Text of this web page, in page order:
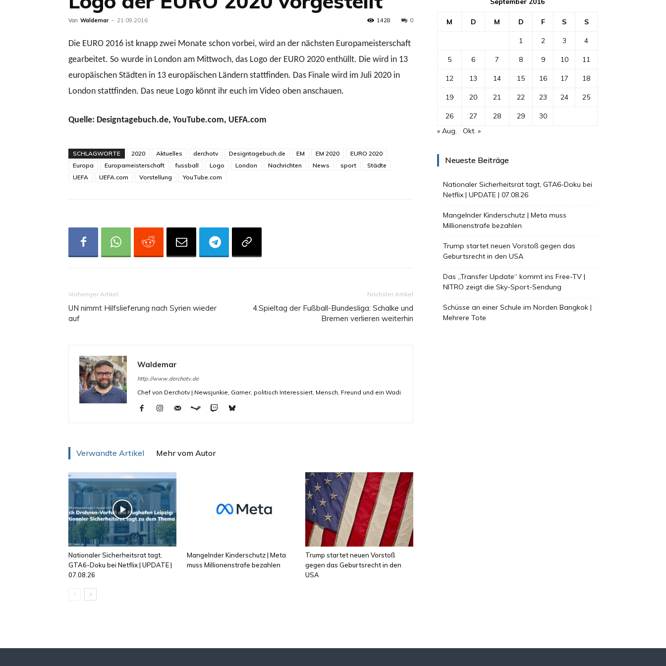
Von Waldemar - 21.09.2016 0
1428
Die EURO 2016 ist knapp zwei Monate schon vorbei, wird an der nächsten Europameisterschaft
gearbeitet. So wurde in London am Mittwoch, das Logo der EURO 2020 enthüllt. Die wird in 13
europäischen Städten in 13 europäischen Ländern stattfinden. Das Finale wird im Juli 2020 in
London stattfinden. Das neue Logo könnt ihr euch im Video oben anschauen.
Quelle: Designtagebuch.de, YouTube.com, UEFA.com
SCHLAGWORTE 2020 Aktuelles derchotv Designtagebuch.de EM EM 2020
EURO 2020
Europa
Europameisterschaft fussball Logo London Nachrichten News sport
Städte
UEFA
UEFA.com Vorstellung YouTube.com
Vorheriger Artikel
UN nimmt Hilfslieferung nach Syrien wieder
auf
Nächster Artikel
4.Spieltag der Fußball-Bundesliga: Schalke und
Bremen verlieren weiterhin
Waldemar
http://www.derchotv.de
Chef von Derchotv | Newsjunkie, Gamer, politisch Interessiert, Mensch, Freund und ein Wadi
Verwandte Artikel Mehr vom Autor
Nationaler Sicherheitsrat tagt,
GTA6-Doku bei Netflix | UPDATE |
07.08.26
Mangelnder Kinderschutz | Meta
muss Millionenstrafe bezahlen
Trump startet neuen Vorstoß
gegen das Geburtsrecht in den
USA
M D M D F S S
1 2 3 4
5 6 7 8 9 10 11
12 13 14 15 16 17 18
19 20 21 22 23 24 25
26 27 28 29
30
« Aug.
Okt. »
Neueste Beiträge
Nationaler Sicherheitsrat tagt, GTA6-Doku bei
Netflix | UPDATE | 07.08.26
Mangelnder Kinderschutz | Meta muss
Millionenstrafe bezahlen
Trump startet neuen Vorstoß gegen das
Geburtsrecht in den USA
Das „Transfer Update“ kommt ins Free-TV |
NITRO zeigt die Sky-Sport-Sendung
Schüsse an einer Schule im Norden Bangkok |
Mehrere Tote